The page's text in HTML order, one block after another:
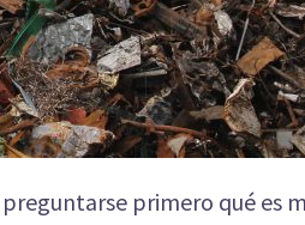
primero qué es